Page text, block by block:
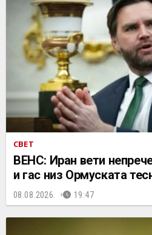
СВЕТ
ВЕНС: Иран вети
и гас низ Ормуската
08.08.2026. 19:47